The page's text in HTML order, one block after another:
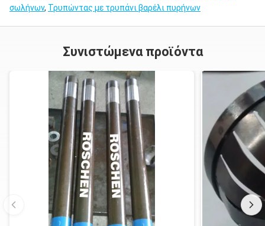
σωλήνων, Τρυπώντας με τρυπάνι βαρέλι πυρήνων
Συνιστώμενα προϊόντα